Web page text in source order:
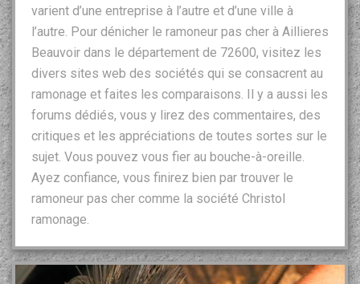
varient d’une entreprise à l’autre et d’une ville à
l’autre. Pour dénicher le ramoneur pas cher à Aillieres
Beauvoir dans le département de 72600, visitez les
divers sites web des sociétés qui se consacrent au
ramonage et faites les comparaisons. Il y a aussi les
forums dédiés, vous y lirez des commentaires, des
critiques et les appréciations de toutes sortes sur le
sujet. Vous pouvez vous fier au bouche-à-oreille.
Ayez confiance, vous finirez bien par trouver le
ramoneur pas cher comme la société Christol
ramonage.